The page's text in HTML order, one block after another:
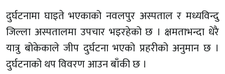
दुर्घटनामा घाइते भएकाको नवलपुर अस्पताल र मध्यविन्दु
जिल्ला अस्पतालमा उपचार भइरहेको छ । क्षमताभन्दा धेरै
यात्रु बोकेकाले जीप दुर्घटना भएको प्रहरीको अनुमान छ ।
दुर्घटनाको थप विवरण आउन बाँकी छ ।